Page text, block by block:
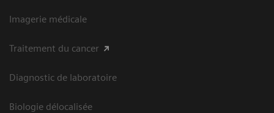
Imagerie médicale
Traitement du cancer
Diagnostic de laboratoire
Biologie délocalisée